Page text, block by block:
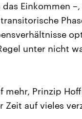
Einkommen
unter nicht
mehr, Prinzip
Zeit auf vieles